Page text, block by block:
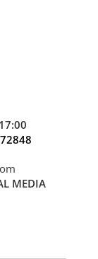
MEDIA